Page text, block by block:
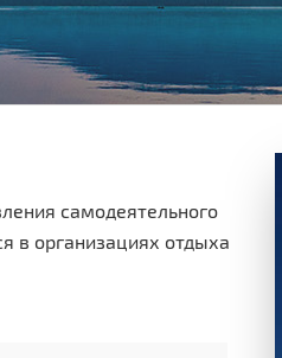
самодеятельного
в организациях отдыха